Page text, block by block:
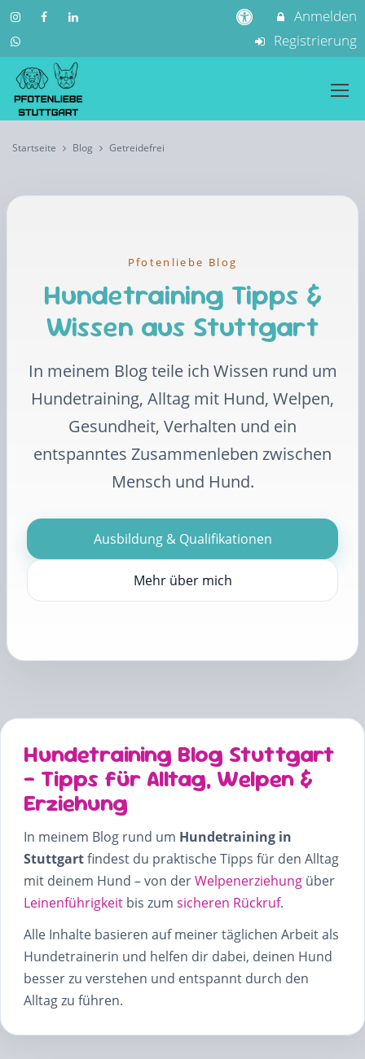
Anmelden
Registrierung
Startseite Blog Getreidefrei
Pfotenliebe Blog
Hundetraining Tipps &
Wissen aus Stuttgart
In meinem Blog teile ich Wissen rund um
Hundetraining, Alltag mit Hund, Welpen,
Gesundheit, Verhalten und ein
entspanntes Zusammenleben zwischen
Mensch und Hund.
Ausbildung & Qualifikationen
Mehr über mich
Hundetraining Blog Stuttgart
– Tipps für Alltag, Welpen &
Erziehung
In meinem Blog rund um Hundetraining in
Stuttgartfindest du praktische Tipps für den Alltag
mit deinem Hund – von derWelpenerziehung über
Leinenführigkeit bis zum sicheren Rückruf.
Alle Inhalte basieren auf meiner täglichen Arbeit als
Hundetrainerin und helfen dir dabei, deinen Hund
besser zu verstehen und entspannt durch den
Alltag zu führen.